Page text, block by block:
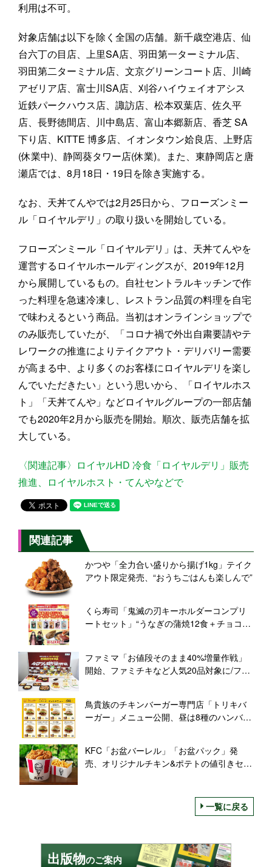
利用は不可。
対象店舗は以下を除く全国の店舗。新千歳空港店、仙
台六丁の目店、上里SA店、羽田第一ターミナル店、
羽田第二ターミナル店、文京グリーンコート店、川崎
アゼリア店、富士川SA店、刈谷ハイウェイオアシス
近鉄パークハウス店、諏訪店、松本双葉店、佐久平
店、長野徳間店、川中島店、富山本郷新店、香芝 SA
下り店、KITTE 博多店、イオンタウン姶良店、上野店
(休業中)、静岡葵タワー店(休業)。また、東静岡店と唐
瀬店では、8月18日・19日を除き実施する。
なお、天丼てんやでは2月25日から、フローズンミー
ル「ロイヤルデリ」の取り扱いを開始している。
フローズンミール「ロイヤルデリ」は、天丼てんやを
運営するロイヤルホールディングスが、2019年12月
から展開しているもの。自社セントラルキッチンで作
った料理を急速冷凍し、レストラン品質の料理を自宅
で味わえるという商品。当初はオンラインショップで
のみ販売していたが、「コロナ禍で外出自粛要請やテ
レワークの推進によりテイクアウト・デリバリー需要
が高まる中、より多くのお客様にロイヤルデリを楽し
んでいただきたい」という思いから、「ロイヤルホス
ト」「天丼てんや」などロイヤルグループの一部店舗
でも2020年2月から販売を開始。順次、販売店舗を拡
大している。
〈関連記事〉ロイヤルHD 冷食「ロイヤルデリ」販売
推進、ロイヤルホスト・てんやなどで
関連記事
かつや「全力合い盛りから揚げ1kg」テイク
アウト限定発売、“おうちごはんも楽しんで”
くら寿司「鬼滅の刃キーホルダーコンプリ
ートセット」“うなぎの蒲焼12食＋チョコケ
ファミマ「お値段そのまま40%増量作戦」
開始、ファミチキなど人気20品対象に/ファ
鳥貴族のチキンバーガー専門店「トリキバ
ーガー」メニュー公開、昼は8種のハンバー
KFC「お盆バーレル」「お盆パック」発
売、オリジナルチキン&ポテトの値引きセッ
一覧に戻る
出版物のご案内